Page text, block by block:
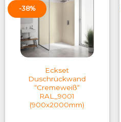
-38%
Eckset
Duschrückwand
“Cremeweiß“
RAL_9001
(900x2000mm)